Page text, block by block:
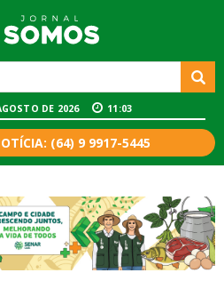
DE 2026 11:03
(64) 9 9917-5445